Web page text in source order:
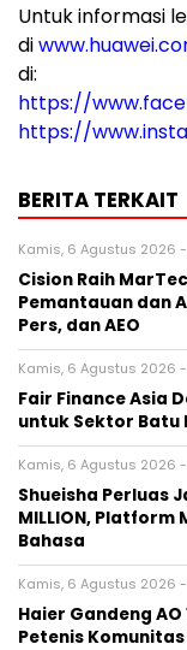
Untuk informasi
di
di:
https://
https://
BERITA TERKAIT
Kamis, 6 Agustus 2026 -
Cision Raih
Pemantauan dan
Pers, dan AEO
Kamis, 6 Agustus 2026 -
Fair Finance Asia
untuk Sektor Batu
Kamis, 6 Agustus 2026 -
Shueisha Perluas
MILLION, Platform
Bahasa
Kamis, 6 Agustus 2026 -
Haier Gandeng
Petenis